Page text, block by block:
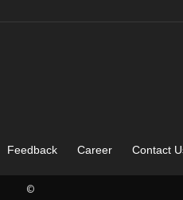
Feedback Career Contact
©